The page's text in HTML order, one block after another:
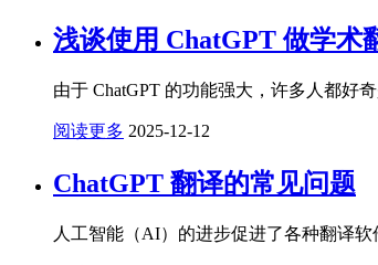
浅谈使用 ChatGPT 做学术
由于 ChatGPT 的功能强大，许多人都好
阅读更多 2025-12-12
ChatGPT 翻译的常见问题
人工智能（AI）的进步促进了各种翻译